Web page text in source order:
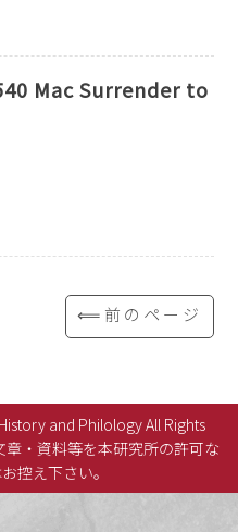
Mac Surrender to
⟸前のページ
and Philology All Rights
・資料等を本研究所の許可な
控え下さい。